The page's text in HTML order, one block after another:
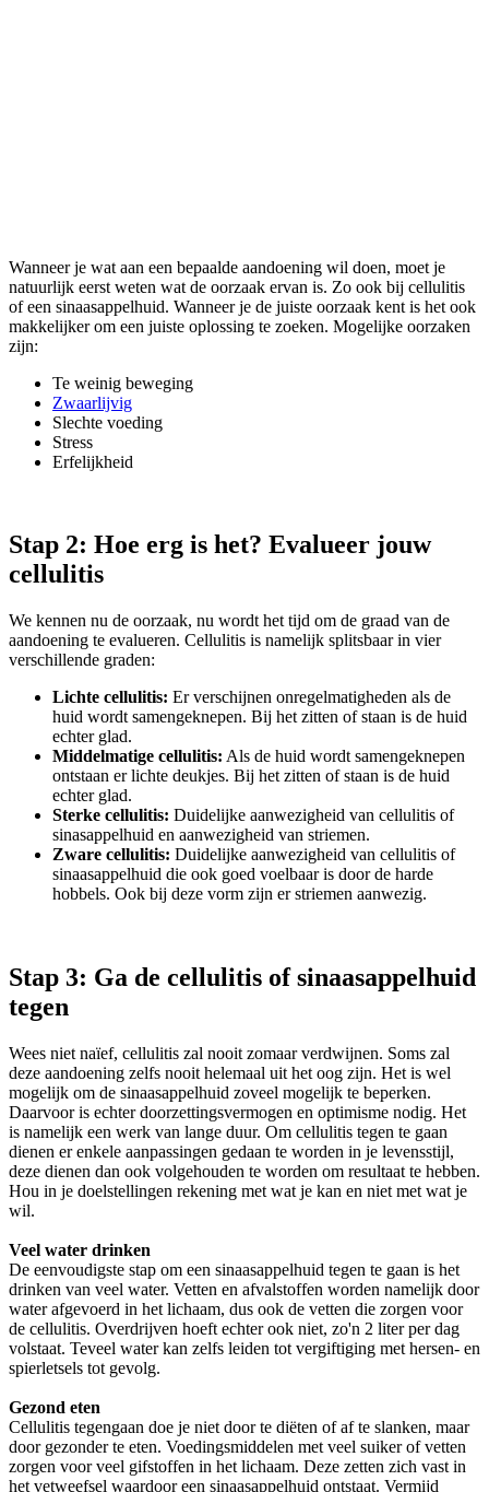
Wanneer je wat aan een bepaalde aandoening wil doen, moet je
natuurlijk eerst weten wat de oorzaak ervan is. Zo ook bij cellulitis
of een sinaasappelhuid. Wanneer je de juiste oorzaak kent is het ook
makkelijker om een juiste oplossing te zoeken. Mogelijke oorzaken
zijn:
Te weinig beweging
Zwaarlijvig
Slechte voeding
Stress
Erfelijkheid
Stap 2: Hoe erg is het? Evalueer jouw
cellulitis
We kennen nu de oorzaak, nu wordt het tijd om de graad van de
aandoening te evalueren. Cellulitis is namelijk splitsbaar in vier
verschillende graden:
Lichte cellulitis: Er verschijnen onregelmatigheden als de
huid wordt samengeknepen. Bij het zitten of staan is de huid
echter glad.
Middelmatige cellulitis: Als de huid wordt samengeknepen
ontstaan er lichte deukjes. Bij het zitten of staan is de huid
echter glad.
Sterke cellulitis: Duidelijke aanwezigheid van cellulitis of
sinasappelhuid en aanwezigheid van striemen.
Zware cellulitis: Duidelijke aanwezigheid van cellulitis of
sinaasappelhuid die ook goed voelbaar is door de harde
hobbels. Ook bij deze vorm zijn er striemen aanwezig.
Stap 3: Ga de cellulitis of sinaasappelhuid
tegen
Wees niet naïef, cellulitis zal nooit zomaar verdwijnen. Soms zal
deze aandoening zelfs nooit helemaal uit het oog zijn. Het is wel
mogelijk om de sinaasappelhuid zoveel mogelijk te beperken.
Daarvoor is echter doorzettingsvermogen en optimisme nodig. Het
is namelijk een werk van lange duur. Om cellulitis tegen te gaan
dienen er enkele aanpassingen gedaan te worden in je levensstijl,
deze dienen dan ook volgehouden te worden om resultaat te hebben.
Hou in je doelstellingen rekening met wat je kan en niet met wat je
wil.
Veel water drinken
De eenvoudigste stap om een sinaasappelhuid tegen te gaan is het
drinken van veel water. Vetten en afvalstoffen worden namelijk door
water afgevoerd in het lichaam, dus ook de vetten die zorgen voor
de cellulitis. Overdrijven hoeft echter ook niet, zo'n 2 liter per dag
volstaat. Teveel water kan zelfs leiden tot vergiftiging met hersen- en
spierletsels tot gevolg.
Gezond eten
Cellulitis tegengaan doe je niet door te diëten of af te slanken, maar
door gezonder te eten. Voedingsmiddelen met veel suiker of vetten
zorgen voor veel gifstoffen in het lichaam. Deze zetten zich vast in
het vetweefsel waardoor een sinaasappelhuid ontstaat. Vermijd